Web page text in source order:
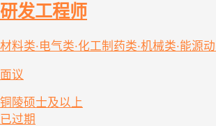
研发工程师
材料类·电气类·化工制药类·机械类·能源
面议
铜陵硕士及以上
已过期